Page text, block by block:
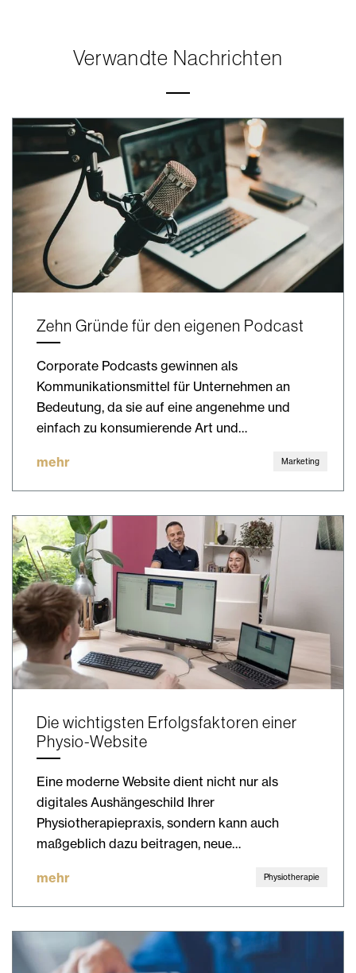
Verwandte Nachrichten
Zehn Gründe für den eigenen Podcast
Corporate Podcasts gewinnen als
Kommunikationsmittel für Unternehmen an
Bedeutung, da sie auf eine angenehme und
einfach zu konsumierende Art und…
mehr Marketing
Die wichtigsten Erfolgsfaktoren einer
Physio-Website
Eine moderne Website dient nicht nur als
digitales Aushängeschild Ihrer
Physiotherapiepraxis, sondern kann auch
maßgeblich dazu beitragen, neue…
mehr Physiotherapie